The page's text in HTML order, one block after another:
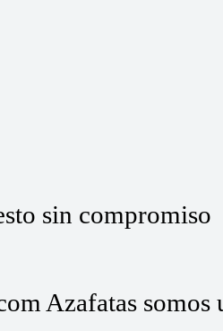
sin compromiso
Azafatas